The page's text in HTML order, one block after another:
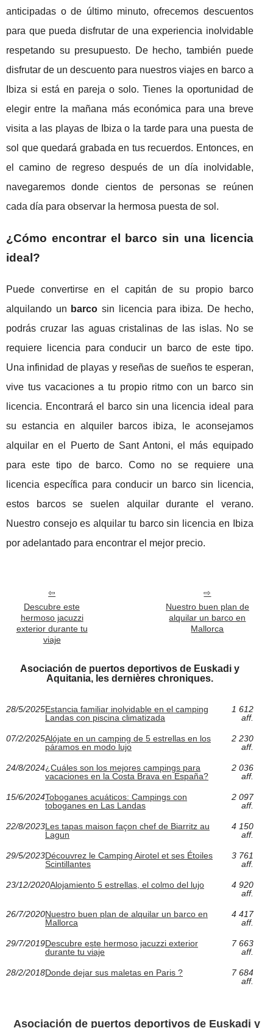
anticipadas o de último minuto, ofrecemos descuentos
para que pueda disfrutar de una experiencia inolvidable
respetando su presupuesto. De hecho, también puede
disfrutar de un descuento para nuestros viajes en barco a
Ibiza si está en pareja o solo. Tienes la oportunidad de
elegir entre la mañana más económica para una breve
visita a las playas de Ibiza o la tarde para una puesta de
sol que quedará grabada en tus recuerdos. Entonces, en
el camino de regreso después de un día inolvidable,
navegaremos donde cientos de personas se reúnen
cada día para observar la hermosa puesta de sol.
¿Cómo encontrar el barco sin una licencia
ideal?
Puede convertirse en el capitán de su propio barco
alquilando un barco sin licencia para ibiza. De hecho,
podrás cruzar las aguas cristalinas de las islas. No se
requiere licencia para conducir un barco de este tipo.
Una infinidad de playas y reseñas de sueños te esperan,
vive tus vacaciones a tu propio ritmo con un barco sin
licencia. Encontrará el barco sin una licencia ideal para
su estancia en alquiler barcos ibiza, le aconsejamos
alquilar en el Puerto de Sant Antoni, el más equipado
para este tipo de barco. Como no se requiere una
licencia específica para conducir un barco sin licencia,
estos barcos se suelen alquilar durante el verano.
Nuestro consejo es alquilar tu barco sin licencia en Ibiza
por adelantado para encontrar el mejor precio.
Descubre este
hermoso jacuzzi
exterior durante tu
viaje
Nuestro buen plan de
alquilar un barco en
Mallorca
Asociación de puertos deportivos de Euskadi y
Aquitania, les dernières chroniques.
28/5/2025Estancia familiar inolvidable en el camping
Landas con piscina climatizada
1 612
aff.
07/2/2025Alójate en un camping de 5 estrellas en los
páramos en modo lujo
2 230
aff.
24/8/2024¿Cuáles son los mejores campings para
vacaciones en la Costa Brava en España?
2 036
aff.
15/6/2024Toboganes acuáticos: Campings con
toboganes en Las Landas
2 097
aff.
22/8/2023Les tapas maison façon chef de Biarritz au
Lagun
4 150
aff.
29/5/2023Découvrez le Camping Airotel et ses Étoiles
Scintillantes
3 761
aff.
23/12/2020Alojamiento 5 estrellas, el colmo del lujo
4 920
aff.
26/7/2020Nuestro buen plan de alquilar un barco en
Mallorca
4 417
aff.
29/7/2019Descubre este hermoso jacuzzi exterior
durante tu viaje
7 663
aff.
28/2/2018Donde dejar sus maletas en Paris ?
7 684
aff.
Asociación de puertos deportivos de Euskadi y